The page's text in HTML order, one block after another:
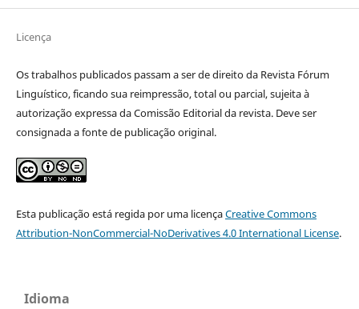
Licença
Os trabalhos publicados passam a ser de direito da Revista Fórum
Linguístico, ficando sua reimpressão, total ou parcial, sujeita à
autorização expressa da Comissão Editorial da revista. Deve ser
consignada a fonte de publicação original.
Esta publicação está regida por uma licençaCreative Commons
Attribution-NonCommercial-NoDerivatives 4.0 International License.
Idioma